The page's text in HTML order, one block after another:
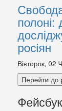
полоні:
росіян
Вівторок, 02
Перейти до
Фейсбук